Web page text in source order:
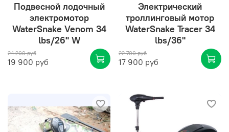
Подвесной лодочный
электромотор
WaterSnake Venom 34
lbs/26" W
24 200 руб
19 900 руб
Электрический
троллинговый мотор
WaterSnake Tracer 34
lbs/36"
22 700 руб
17 900 руб